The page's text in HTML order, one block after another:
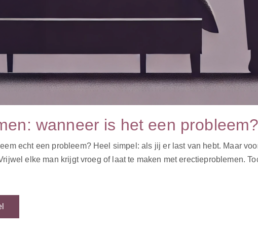
wanneer is het een probleem?
echt een probleem? Heel simpel: als jij er last van hebt. Maar
elke man krijgt vroeg of laat te maken met erectieproblemen.